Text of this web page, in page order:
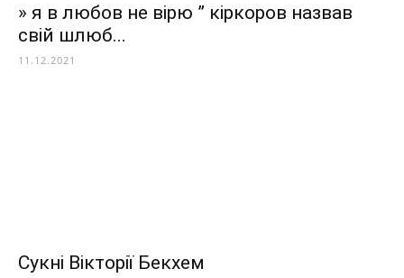
» я в любов не вірю ” кіркоров назвав
свій шлюб...
11.12.2021
Сукні Вікторії Бекхем